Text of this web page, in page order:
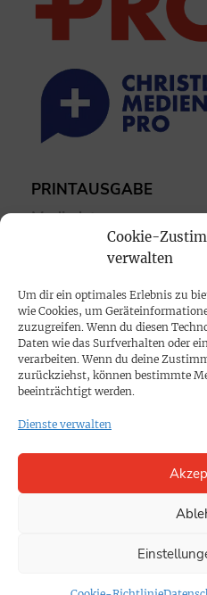
Cookie-
verwalten
Um dir ein optimales Erlebnis zu
wie Cookies, um
zuzugreifen. Wenn du diesen
Daten wie das Surfverhalten oder
verarbeiten. Wenn du deine
zurückziehst, können bestimmte
beeinträchtigt werden.
Dienste verwalten
PRINTAUSGABE
Mediadaten
PROKOMPAKT
Impressum
SPENDEN
Datenschutz
KONTAKT
Cookie-Richtlinie